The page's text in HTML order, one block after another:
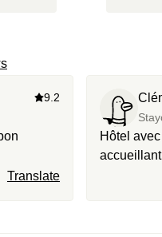
9.2
Translate
Hôtel
accueillant